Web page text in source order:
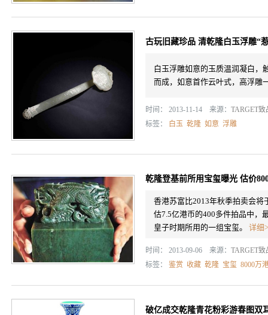
古玩旧藏珍品 清乾隆白玉浮雕“
白玉浮雕如意的玉质温润凝白，
而成，如意首作云叶式，高浮雕
时间： 2013-11-14 来源： TARGET致
标签：
白玉 乾隆 如意 浮雕
乾隆登基前所用宝玺曝光 估价
香港苏富比2013年秋季拍卖会将
估7.5亿港币的400多件拍品中，
皇子时期所用的一组宝玺。 详细
时间： 2013-09-06 来源： TARGET致
标签： 鉴赏 收藏 乾隆 宝玺 8000万
破亿成交乾隆青花粉彩游春图双